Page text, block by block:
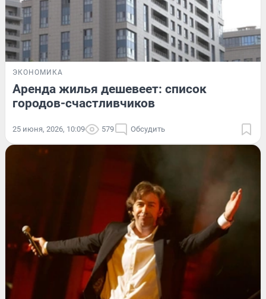
ЭКОНОМИКА
Аренда жилья дешевеет: список
городов-счастливчиков
25 июня, 2026, 10:09 579 Обсудить